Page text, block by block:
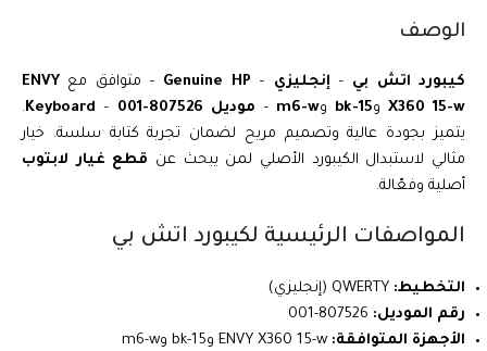
الوصف
كيبورد اتش بي – إنجليزي –
Genuine HP – متوافق مع ENVY
X360 15-wو15-bk وm6-w
– موديل 807526-001 –
Keyboard
.
يتميز بجودة عالية وتصميم مريح لضمان تجربة كتابة سلسة. خيار
مثالي لاستبدال الكيبورد الأصلي لمن يبحث عن قطع غيار لابتوب
أصلية وفعّالة.
المواصفات الرئيسية لكيبورد اتش بي
التخطيط:
رقم الموديل:
الأجهزة المتوافقة: